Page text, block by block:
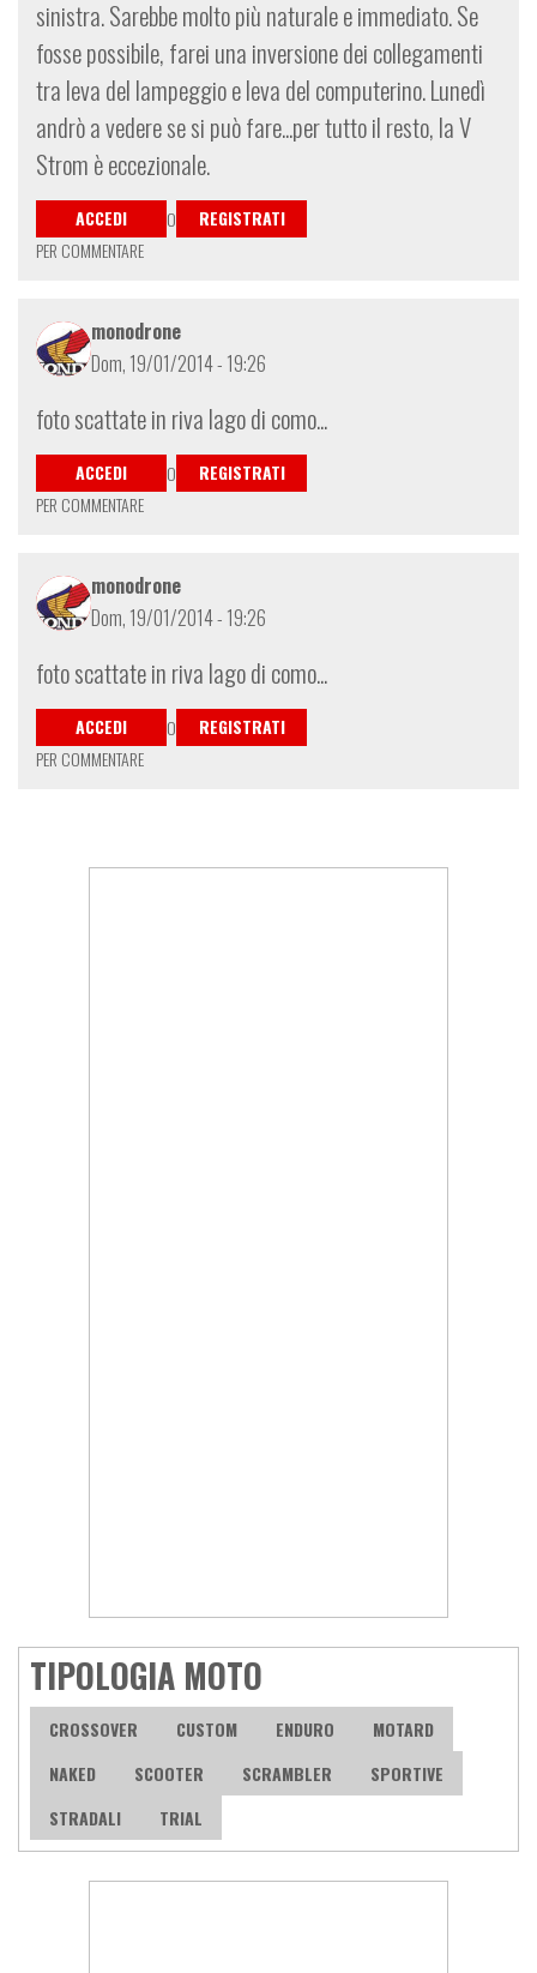
sinistra. Sarebbe molto più naturale e immediato. Se
fosse possibile, farei una inversione dei collegamenti
tra leva del lampeggio e leva del computerino. Lunedì
andrò a vedere se si può fare...per tutto il resto, la V
Strom è eccezionale.
ACCEDI O
REGISTRATI
PER COMMENTARE
monodrone
Dom, 19/01/2014 - 19:26
foto scattate in riva lago di como...
ACCEDI O
REGISTRATI
PER COMMENTARE
monodrone
Dom, 19/01/2014 - 19:26
foto scattate in riva lago di como...
ACCEDI O
REGISTRATI
PER COMMENTARE
TIPOLOGIA MOTO
CROSSOVER CUSTOM ENDURO
MOTARD
NAKED
SCOOTER SCRAMBLER
SPORTIVE
STRADALI
TRIAL